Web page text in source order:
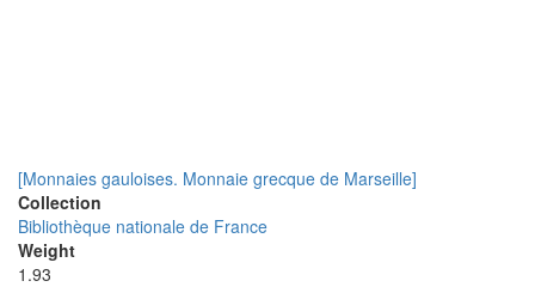
[Monnaies gauloises. Monnaie grecque de Marseille]
Collection
Bibliothèque nationale de France
Weight
1.93